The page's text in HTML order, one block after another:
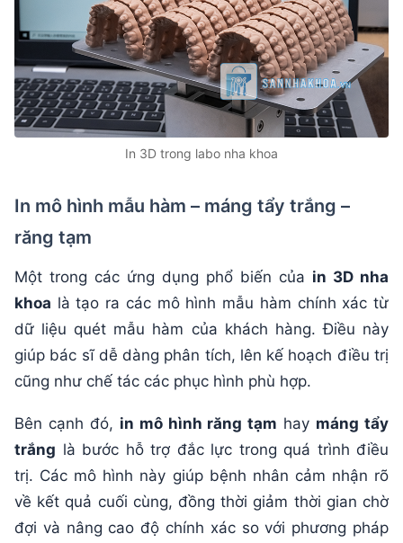
In 3D trong labo nha khoa
In mô hình mẫu hàm – máng tẩy trắng –
răng tạm
Một trong các ứng dụng phổ biến của in 3D nha
khoa là tạo ra các mô hình mẫu hàm chính xác từ
dữ liệu quét mẫu hàm của khách hàng. Điều này
giúp bác sĩ dễ dàng phân tích, lên kế hoạch điều trị
cũng như chế tác các phục hình phù hợp.
Bên cạnh đó, in mô hình răng tạm hay máng tẩy
trắng là bước hỗ trợ đắc lực trong quá trình điều
trị. Các mô hình này giúp bệnh nhân cảm nhận rõ
về kết quả cuối cùng, đồng thời giảm thời gian chờ
đợi và nâng cao độ chính xác so với phương pháp